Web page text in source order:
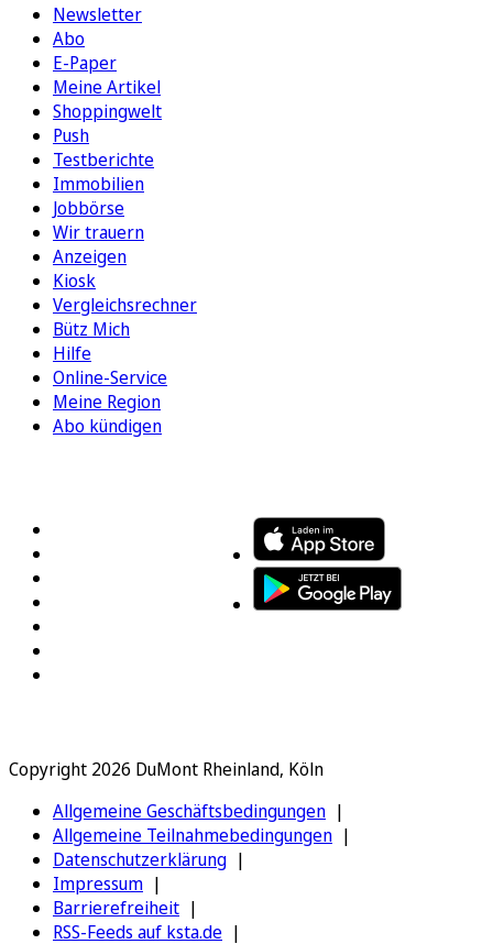
Newsletter
Abo
E-Paper
Meine Artikel
Shoppingwelt
Push
Testberichte
Immobilien
Jobbörse
Wir trauern
Anzeigen
Kiosk
Vergleichsrechner
Bütz Mich
Hilfe
Online-Service
Meine Region
Abo kündigen
Copyright 2026 DuMont Rheinland, Köln
Allgemeine Geschäftsbedingungen
Allgemeine Teilnahmebedingungen
Datenschutzerklärung
Impressum
Barrierefreiheit
RSS-Feeds auf ksta.de